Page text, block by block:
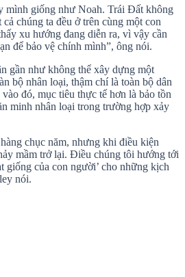
mình giống như Noah. Trái Đất không
chúng ta đều ở trên cùng một con
xu hướng đang diễn ra, vì vậy cần
để bảo vệ chính mình”, ông nói.
gần như không thể xây dựng một
bộ nhân loại, thậm chí là toàn bộ dân
đó, mục tiêu thực tế hơn là bảo tồn
minh nhân loại trong trường hợp xảy
chục năm, nhưng khi điều kiện
mầm trở lại. Điều chúng tôi hướng tới
giống của con người’ cho những kịch
nói.